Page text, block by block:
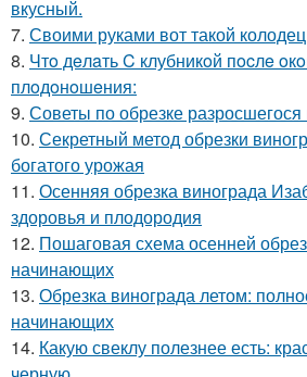
вкусный.
7. Своими руками вот такой
8. Чтo дeлaть C клубникoй пocлe
плoдoнoшeния:
9. Советы по обрезке
10. Секретный метод обрезки
богатого урожая
11. Осенняя обрезка винограда
здоровья и плодородия
12. Пошаговая схема осенней
начинающих
13. Обрезка винограда летом:
начинающих
14. Какую свеклу полезнее есть: